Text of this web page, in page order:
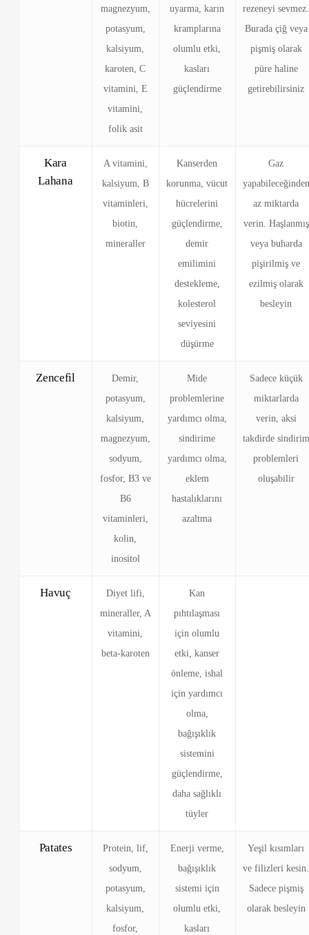
magnezyum,
potasyum,
kalsiyum,
karoten, C
vitamini, E
vitamini,
folik asit
uyarma, karın
kramplarına
olumlu etki,
kasları
güçlendirme
rezeneyi sevmez.
Burada çiğ veya
pişmiş olarak
püre haline
getirebilirsiniz
Kara
Lahana
A vitamini,
kalsiyum, B
vitaminleri,
biotin,
mineraller
Kanserden
korunma, vücut
hücrelerini
güçlendirme,
demir
emilimini
destekleme,
kolesterol
seviyesini
düşürme
Gaz
yapabileceğinden
az miktarda
verin. Haşlanmış
veya buharda
pişirilmiş ve
ezilmiş olarak
besleyin
Zencefil
Demir,
potasyum,
kalsiyum,
magnezyum,
sodyum,
fosfor, B3 ve
B6
vitaminleri,
kolin,
inositol
Mide
problemlerine
yardımcı olma,
sindirime
yardımcı olma,
eklem
hastalıklarını
azaltma
Sadece küçük
miktarlarda
verin, aksi
takdirde sindirim
problemleri
oluşabilir
Havuç
Diyet lifi,
mineraller, A
vitamini,
beta-karoten
Kan
pıhtılaşması
için olumlu
etki, kanser
önleme, ishal
için yardımcı
olma,
bağışıklık
sistemini
güçlendirme,
daha sağlıklı
tüyler
Patates
Protein, lif,
sodyum,
potasyum,
kalsiyum,
fosfor,
Enerji verme,
bağışıklık
sistemi için
olumlu etki,
kasları
Yeşil kısımları
ve filizleri kesin.
Sadece pişmiş
olarak besleyin